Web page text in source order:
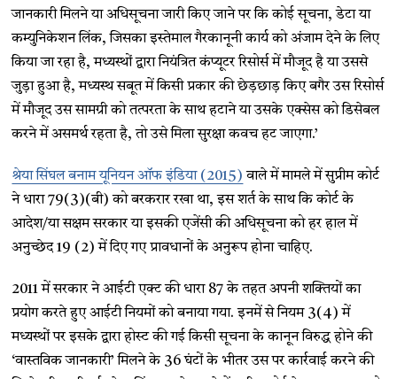
जानकारी मिलने या अधिसूचना जारी किए जाने पर कि कोई सूचना, डेटा या
कम्युनिकेशन लिंक, जिसका इस्तेमाल गैरकानूनी कार्य को अंजाम देने के लिए
किया जा रहा है, मध्यस्थों द्वारा नियंत्रित कंप्यूटर रिसोर्स में मौजूद है या उससे
जुड़ा हुआ है, मध्यस्थ सबूत में किसी प्रकार की छेड़छाड़ किए बगैर उस रिसोर्स
में मौजूद उस सामग्री को तत्परता के साथ हटाने या उसके एक्सेस को डिसेबल
करने में असमर्थ रहता है, तो उसे मिला सुरक्षा कवच हट जाएगा.’
श्रेया सिंघल बनाम यूनियन ऑफ इंडिया (2015) वाले में मामले में सुप्रीम कोर्ट
ने धारा 79(3)(बी) को बरकरार रखा था, इस शर्त के साथ कि कोर्ट के
आदेश/या सक्षम सरकार या इसकी एजेंसी की अधिसूचना को हर हाल में
अनुच्छेद 19 (2) में दिए गए प्रावधानों के अनुरूप होना चाहिए.
2011 में सरकार ने आईटी एक्ट की धारा 87 के तहत अपनी शक्तियों का
प्रयोग करते हुए आईटी नियमों को बनाया गया. इनमें से नियम 3(4) में
मध्यस्थों पर इसके द्वारा होस्ट की गई किसी सूचना के कानून विरुद्ध होने की
‘वास्तविक जानकारी’ मिलने के 36 घंटों के भीतर उस पर कार्रवाई करने की